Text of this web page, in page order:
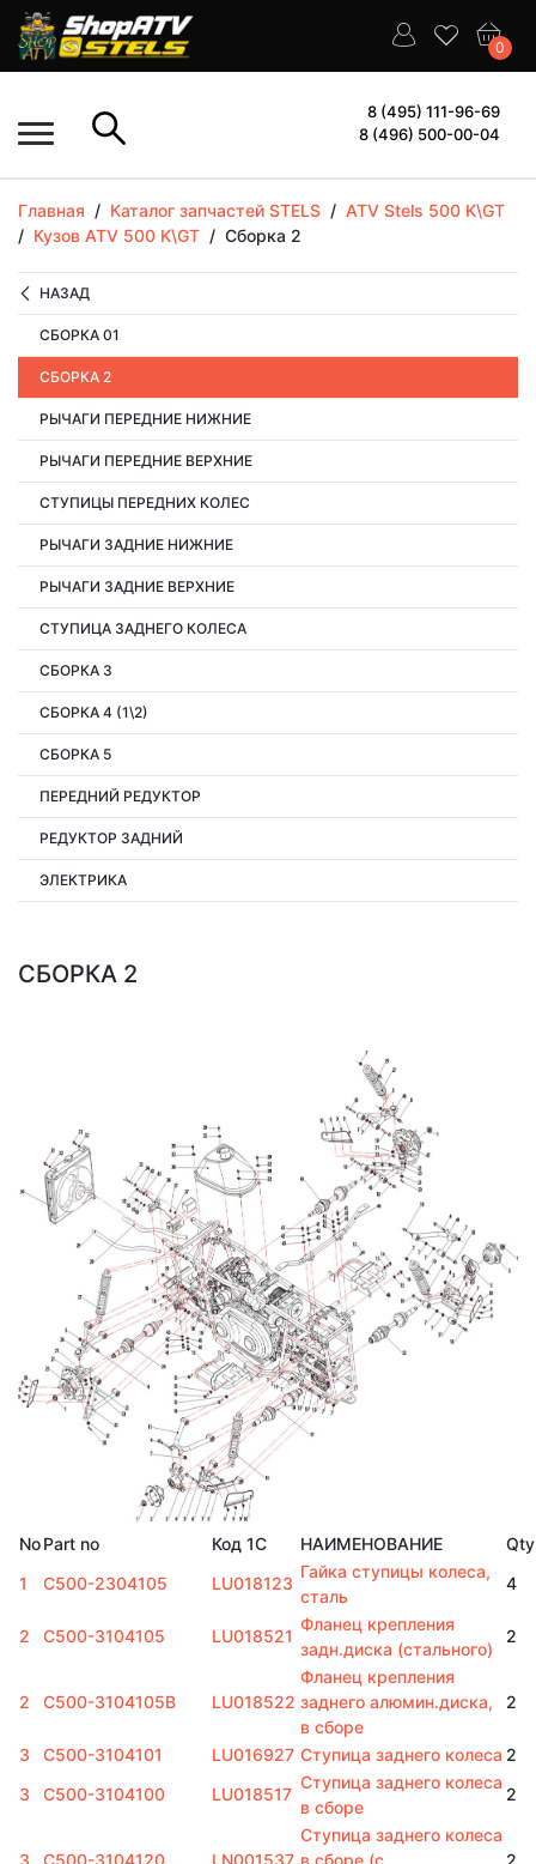
0
8 (495) 111-96-69
8 (496) 500-00-04
Главная / Каталог запчастей STELS / ATV Stels 500 K\GT
/ Кузов ATV 500 K\GT / Сборка 2
НАЗАД
СБОРКА 01
СБОРКА 2
РЫЧАГИ ПЕРЕДНИЕ НИЖНИЕ
РЫЧАГИ ПЕРЕДНИЕ ВЕРХНИЕ
СТУПИЦЫ ПЕРЕДНИХ КОЛЕС
РЫЧАГИ ЗАДНИЕ НИЖНИЕ
РЫЧАГИ ЗАДНИЕ ВЕРХНИЕ
СТУПИЦА ЗАДНЕГО КОЛЕСА
СБОРКА 3
СБОРКА 4 (1\2)
СБОРКА 5
ПЕРЕДНИЙ РЕДУКТОР
РЕДУКТОР ЗАДНИЙ
ЭЛЕКТРИКА
СБОРКА 2
NoPart no Код 1С НАИМЕНОВАНИЕ
Qty
1
C500-2304105 LU018123
Гайка ступицы колеса,
сталь
4
2 C500-3104105 LU018521
Фланец крепления
задн.диска (стального)
2
2 C500-3104105B LU018522
Фланец крепления
заднего алюмин.диска,
в сборе
2
3 C500-3104101 LU016927 Cтупица заднего колеса 2
3
C500-3104100 LU018517
Ступица заднего колеса
в сборе
2
Ступица заднего колеса